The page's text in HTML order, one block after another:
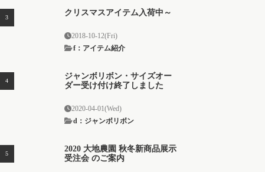
クリスマスアイテム入荷中～
2018-10-12(Fri)
f：アイテム紹介
ジャンボリボン・サイズオー
ダー受け付け終了しました
2020-04-01(Wed)
d：ジャンボリボン
2020 大地農園 秋冬新商品展示
受注会 のご案内